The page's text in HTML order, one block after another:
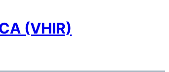
(VHIR)